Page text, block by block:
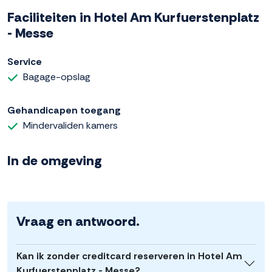
Faciliteiten in Hotel Am Kurfuerstenplatz
- Messe
Service
Bagage-opslag
Gehandicapen toegang
Mindervaliden kamers
In de omgeving
Vraag en antwoord.
Kan ik zonder creditcard reserveren in Hotel Am